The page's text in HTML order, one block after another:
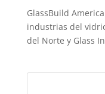
GlassBuild
industrias del
del Norte y Glass